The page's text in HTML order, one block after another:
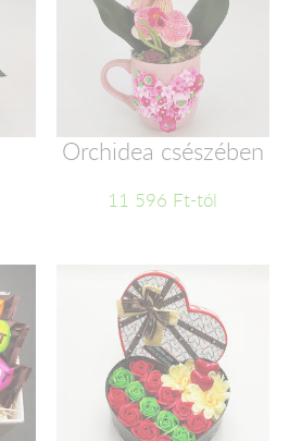
Orchidea csészében
11 596 Ft-tól